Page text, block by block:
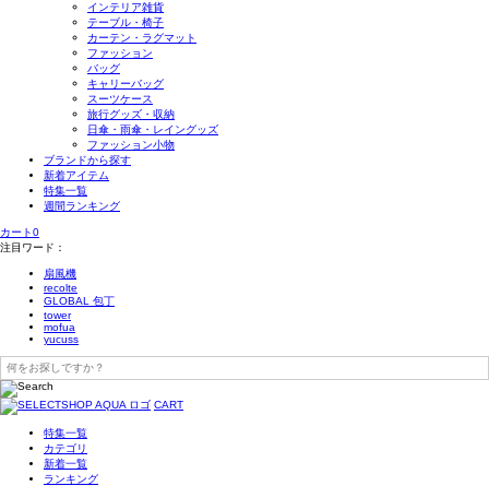
インテリア雑貨
テーブル・椅子
カーテン・ラグマット
ファッション
バッグ
キャリーバッグ
スーツケース
旅行グッズ・収納
日傘・雨傘・レイングッズ
ファッション小物
ブランドから探す
新着アイテム
特集一覧
週間ランキング
カート0
注目ワード：
扇風機
recolte
GLOBAL 包丁
tower
mofua
yucuss
CART
特集一覧
カテゴリ
新着一覧
ランキング